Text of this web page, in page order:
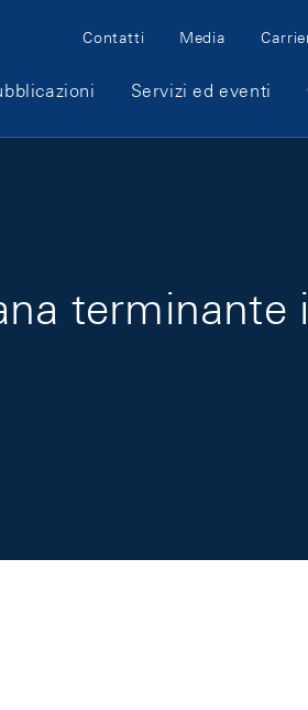
Meta Navigation
Contatti Media
Servizi ed eventi
terminante